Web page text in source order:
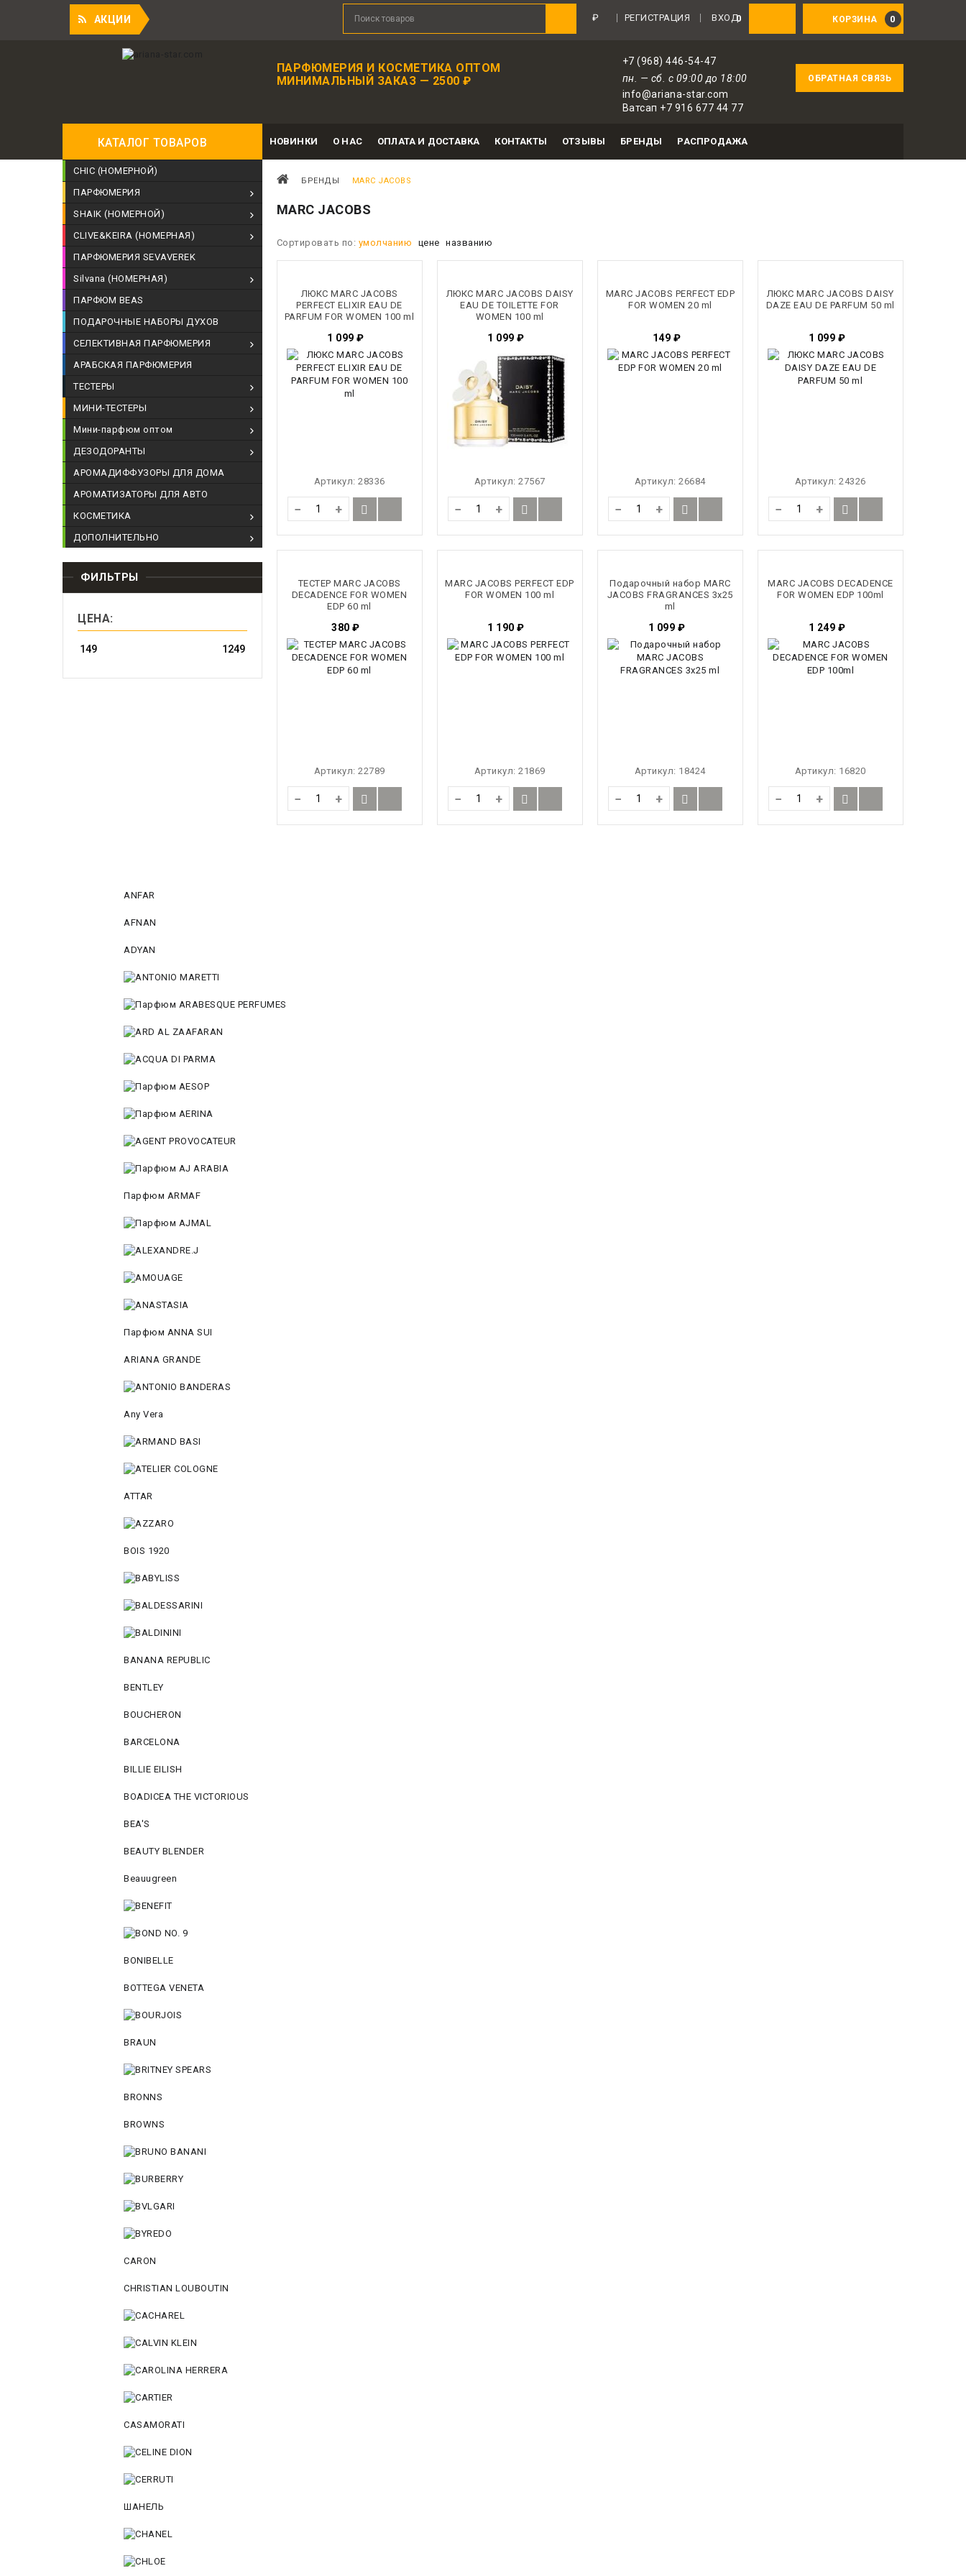
АКЦИИ Приятный подарок в каждом заказе! Зарегистрированным пользователям — 1 бонус за 100 ₽ от
КОРЗИНА 0
0
РЕГИСТРАЦИЯ ВХОД
₽
ПАРФЮМЕРИЯ И КОСМЕТИКА ОПТОМ
МИНИМАЛЬНЫЙ ЗАКАЗ — 2500 ₽
+7 (968) 446-54-47
пн. — сб. с 09:00 до 18:00
info@ariana-star.com
Ватсап +7 916 677 44 77
ОБРАТНАЯ СВЯЗЬ
КАТАЛОГ ТОВАРОВ НОВИНКИ О НАС ОПЛАТА И ДОСТАВКА КОНТАКТЫ ОТЗЫВЫ БРЕНДЫ РАСПРОДАЖА
CHIC (НОМЕРНОЙ)
ПАРФЮМЕРИЯ
SHAIK (НОМЕРНОЙ)
CLIVE&KEIRA (НОМЕРНАЯ)
ПАРФЮМЕРИЯ SEVAVEREK
Silvana (НОМЕРНАЯ)
ПАРФЮМ BEAS
ПОДАРОЧНЫЕ НАБОРЫ ДУХОВ
СЕЛЕКТИВНАЯ ПАРФЮМЕРИЯ
АРАБСКАЯ ПАРФЮМЕРИЯ
ТЕСТЕРЫ
МИНИ-ТЕСТЕРЫ
Мини-парфюм оптом
ДЕЗОДОРАНТЫ
АРОМАДИФФУЗОРЫ ДЛЯ ДОМА
АРОМАТИЗАТОРЫ ДЛЯ АВТО
КОСМЕТИКА
ДОПОЛНИТЕЛЬНО
ФИЛЬТРЫ
ЦЕНА:
БРЕНДЫ MARC JACOBS
MARC JACOBS
Сортировать по: умолчанию цене названию
ЛЮКС MARC JACOBS
PERFECT ELIXIR EAU DE
PARFUM FOR WOMEN 100 ml
1 099 ₽
Артикул:28336
− +
ЛЮКС MARC JACOBS DAISY
EAU DE TOILETTE FOR
WOMEN 100 ml
1 099 ₽
Артикул:27567
− +
MARC JACOBS PERFECT EDP
FOR WOMEN 20 ml
149 ₽
Артикул:26684
− +
ЛЮКС MARC JACOBS DAISY
DAZE EAU DE PARFUM 50 ml
1 099 ₽
Артикул:24326
− +
ТЕСТЕР MARC JACOBS
DECADENCE FOR WOMEN
EDP 60 ml
380 ₽
Артикул:22789
− +
MARC JACOBS PERFECT EDP
FOR WOMEN 100 ml
1 190 ₽
Артикул:21869
− +
Подарочный набор MARC
JACOBS FRAGRANCES 3x25
ml
1 099 ₽
Артикул: 18424
− +
MARC JACOBS DECADENCE
FOR WOMEN EDP 100ml
1 249 ₽
Артикул: 16820
− +
ANFAR
AFNAN
ADYAN
Парфюм ARMAF
Парфюм ANNA SUI
ARIANA GRANDE
Any Vera
ATTAR
BOIS 1920
BANANA REPUBLIC
BENTLEY
BOUCHERON
BARCELONA
BILLIE EILISH
BOADICEA THE VICTORIOUS
BEA'S
BEAUTY BLENDER
Beauugreen
BONIBELLE
BOTTEGA VENETA
BRAUN
BRONNS
BROWNS
CARON
CHRISTIAN LOUBOUTIN
CASAMORATI
ШАНЕЛЬ